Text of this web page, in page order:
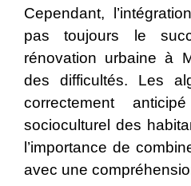
Cependant,
pas toujours le
rénovation urbaine à
des difficultés. Les
correctement
socioculturel des
l’importance de
avec une